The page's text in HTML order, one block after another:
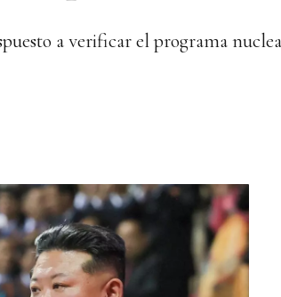
a verificar el programa